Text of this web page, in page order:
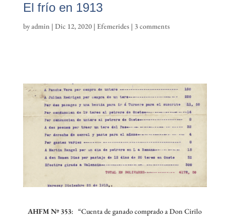
El frío en 1913
byadmin | Dic 12, 2020| Efemerides| 3 comments
AHFM Nº 353:“Cuenta de ganado comprado a Don Cirilo